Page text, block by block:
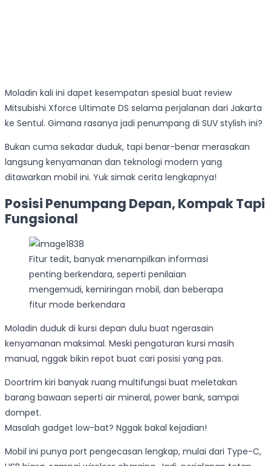
Moladin kali ini dapet kesempatan spesial buat review
Mitsubishi Xforce Ultimate DS selama perjalanan dari Jakarta
ke Sentul. Gimana rasanya jadi penumpang di SUV stylish ini?
Bukan cuma sekadar duduk, tapi benar-benar merasakan
langsung kenyamanan dan teknologi modern yang
ditawarkan mobil ini. Yuk simak cerita lengkapnya!
Posisi Penumpang Depan, Kompak Tapi
Fungsional
Fitur tedit, banyak menampilkan informasi
penting berkendara, seperti penilaian
mengemudi, kemiringan mobil, dan beberapa
fitur mode berkendara
Moladin duduk di kursi depan dulu buat ngerasain
kenyamanan maksimal. Meski pengaturan kursi masih
manual, nggak bikin repot buat cari posisi yang pas.
Doortrim kiri banyak ruang multifungsi buat meletakan
barang bawaan seperti air mineral, power bank, sampai
dompet.
Masalah gadget low-bat? Nggak bakal kejadian!
Mobil ini punya port pengecasan lengkap, mulai dari Type-C,